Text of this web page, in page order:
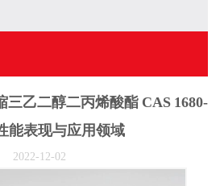
乙二醇二丙烯酸酯 CAS 1680-
能表现与应用领域
2022-12-02